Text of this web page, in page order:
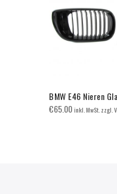
BMW E46 Nieren
€65.00inkl. MwSt. zzgl.